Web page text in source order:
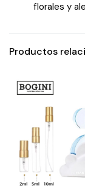
florales y
Productos